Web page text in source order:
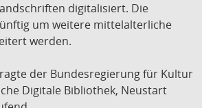
digitalisiert. Die
um weitere mittelalterliche
werden.
der Bundesregierung für Kultur
Digitale Bibliothek, Neustart